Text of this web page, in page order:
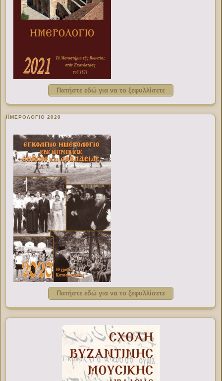
Πατήστε εδώ για να το ξεφυλλίσετε
ΗΜΕΡΟΛΟΓΙΟ 2020
Πατήστε εδώ για να το ξεφυλλίσετε